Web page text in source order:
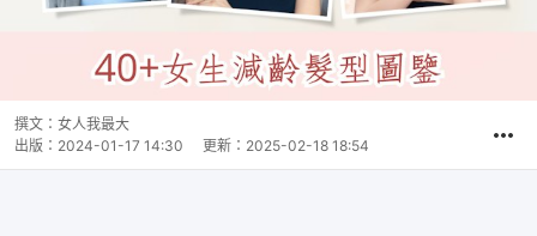
撰文： 女人我最大
出版： 2024-01-17 14:30 更新： 2025-02-18 18:54